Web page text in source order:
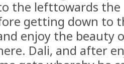
the lefttowards the
getting down to
enjoy the beauty
Dali, and after